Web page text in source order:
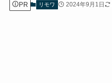
PR リモワ 2024年9月1日